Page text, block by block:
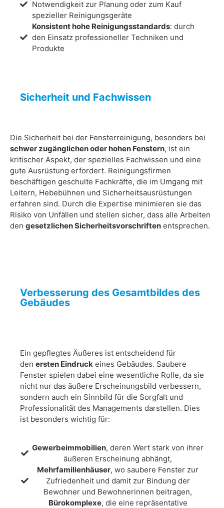
Notwendigkeit zur Planung oder zum Kauf
spezieller Reinigungsgeräte
Konsistent hohe Reinigungsstandards: durch
den Einsatz professioneller Techniken und
Produkte
Sicherheit und Fachwissen
Die Sicherheit bei der Fensterreinigung, besonders bei
schwer zugänglichen oder hohen Fenstern, ist ein
kritischer Aspekt, der spezielles Fachwissen und eine
gute Ausrüstung erfordert. Reinigungsfirmen
beschäftigen geschulte Fachkräfte, die im Umgang mit
Leitern, Hebebühnen und Sicherheitsausrüstungen
erfahren sind. Durch die Expertise minimieren sie das
Risiko von Unfällen und stellen sicher, dass alle Arbeiten
den gesetzlichen Sicherheitsvorschriften entsprechen.
Verbesserung des Gesamtbildes des
Gebäudes
Ein gepflegtes Äußeres ist entscheidend für
den ersten Eindruck eines Gebäudes. Saubere
Fenster spielen dabei eine wesentliche Rolle, da sie
nicht nur das äußere Erscheinungsbild verbessern,
sondern auch ein Sinnbild für die Sorgfalt und
Professionalität des Managements darstellen. Dies
ist besonders wichtig für:
Gewerbeimmobilien, deren Wert stark von ihrer
äußeren Erscheinung abhängt,
Mehrfamilienhäuser, wo saubere Fenster zur
Zufriedenheit und damit zur Bindung der
Bewohner und Bewohnerinnen beitragen,
Bürokomplexe, die eine repräsentative